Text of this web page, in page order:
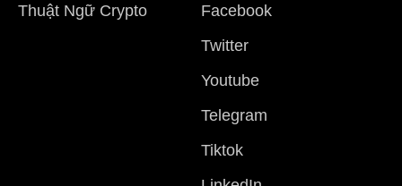
Thuật Ngữ Crypto
Facebook
Twitter
Youtube
Telegram
Tiktok